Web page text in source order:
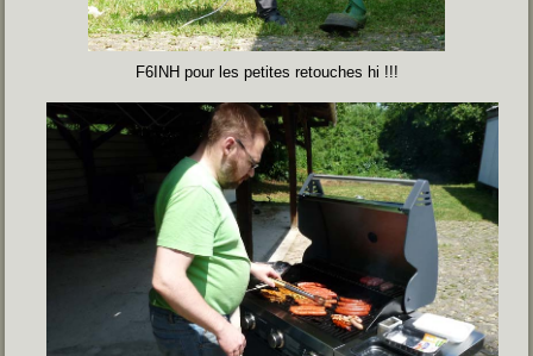
F6INH pour les petites retouches hi !!!